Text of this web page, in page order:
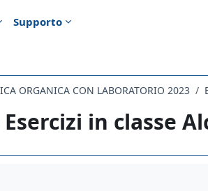
Supporto
ORGANICA CON LABORATORIO 2023
Esercizi in classe